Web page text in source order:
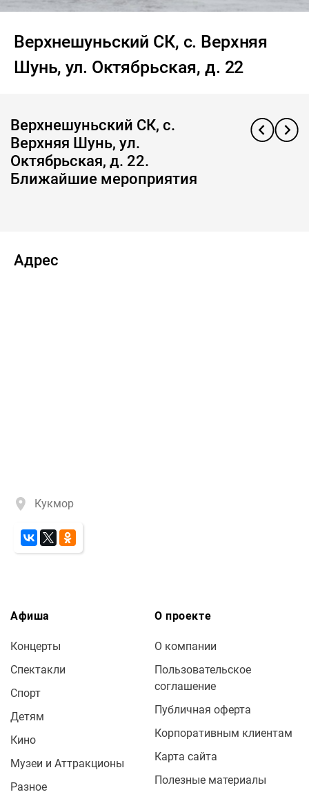
Верхнешуньский СК, с. Верхняя
Шунь, ул. Октябрьская, д. 22
Верхнешуньский СК, с.
Верхняя Шунь, ул.
Октябрьская, д. 22.
Ближайшие мероприятия
Адрес
Кукмор
Афиша
Концерты
Спектакли
Спорт
Детям
Кино
Музеи и Аттракционы
Разное
О проекте
О компании
Пользовательское
соглашение
Публичная оферта
Корпоративным клиентам
Карта сайта
Полезные материалы